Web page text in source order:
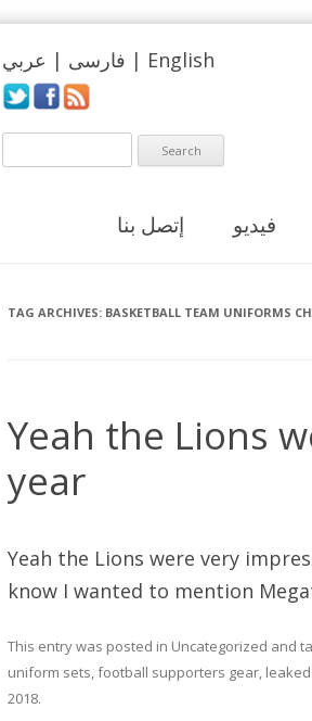
فارسی | عربي | English
إتصل بنا فيديو
TAG ARCHIVES: BASKETBALL TEAM UNIFORMS
Yeah the Lions
year
Yeah the Lions were very
know I wanted to mention
This entry was posted in Uncategorized and
uniform sets,football supporters gear,
2018.